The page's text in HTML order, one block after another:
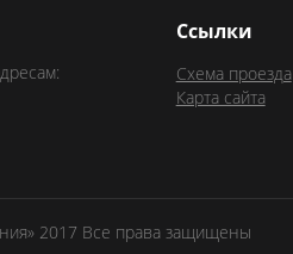
Ссылки
Схема проезда
Карта сайта
2017 Все права защищены